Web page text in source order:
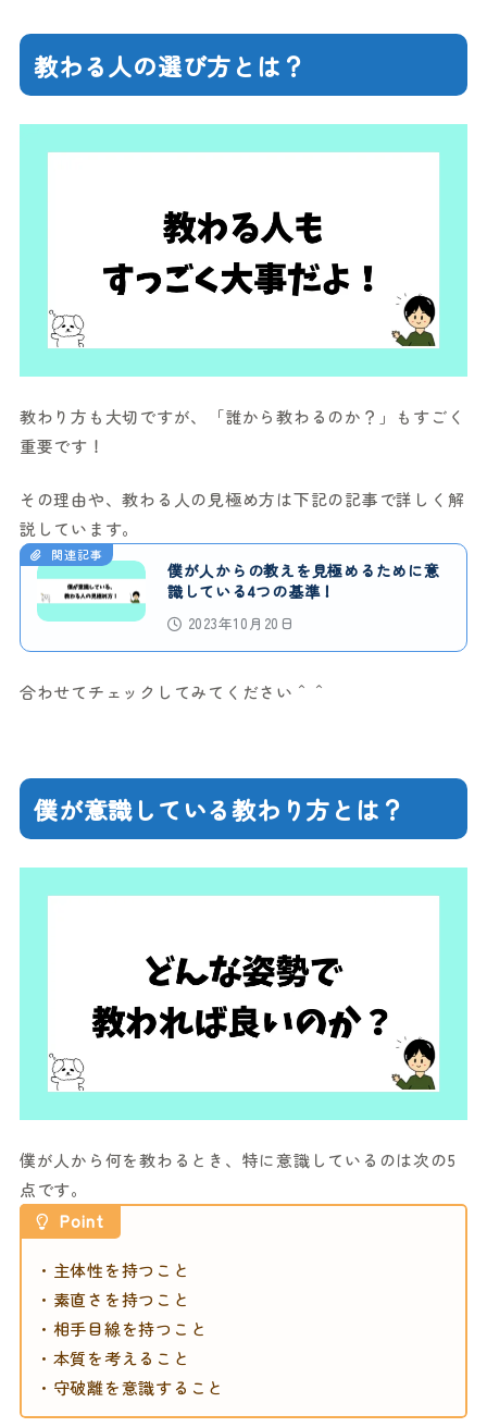
教わる人の選び方とは？
教わり方も大切ですが、「誰から教わるのか？」もすごく
重要です！
その理由や、教わる人の見極め方は下記の記事で詳しく解
説しています。
関連記事
僕が人からの教えを見極めるために意
識している4つの基準！
2023年10月20日
合わせてチェックしてみてください＾＾
僕が意識している教わり方とは？
僕が人から何を教わるとき、特に意識しているのは次の5
点です。
Point
・主体性を持つこと
・素直さを持つこと
・相手目線を持つこと
・本質を考えること
・守破離を意識すること